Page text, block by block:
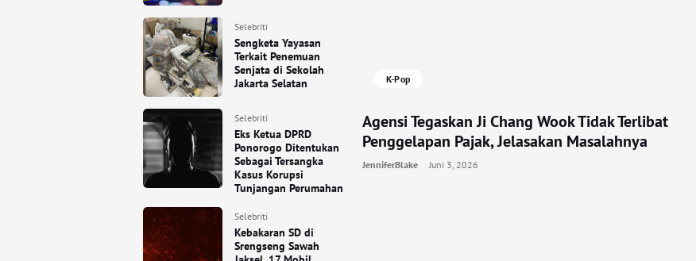
Selebriti
Sengketa Yayasan
Terkait Penemuan
Senjata di Sekolah
Jakarta Selatan
Selebriti
Eks Ketua DPRD
Ponorogo Ditentukan
Sebagai Tersangka
Kasus Korupsi
Tunjangan Perumahan
Selebriti
Kebakaran SD di
Srengseng Sawah
K-Pop
Agensi Tegaskan Ji Chang Wook Tidak Terlibat
Penggelapan Pajak, Jelasakan Masalahnya
JenniferBlake Juni 3, 2026